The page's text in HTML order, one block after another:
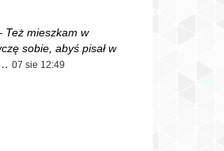
Też mieszkam w
sobie, abyś pisał w
07 sie 12:49